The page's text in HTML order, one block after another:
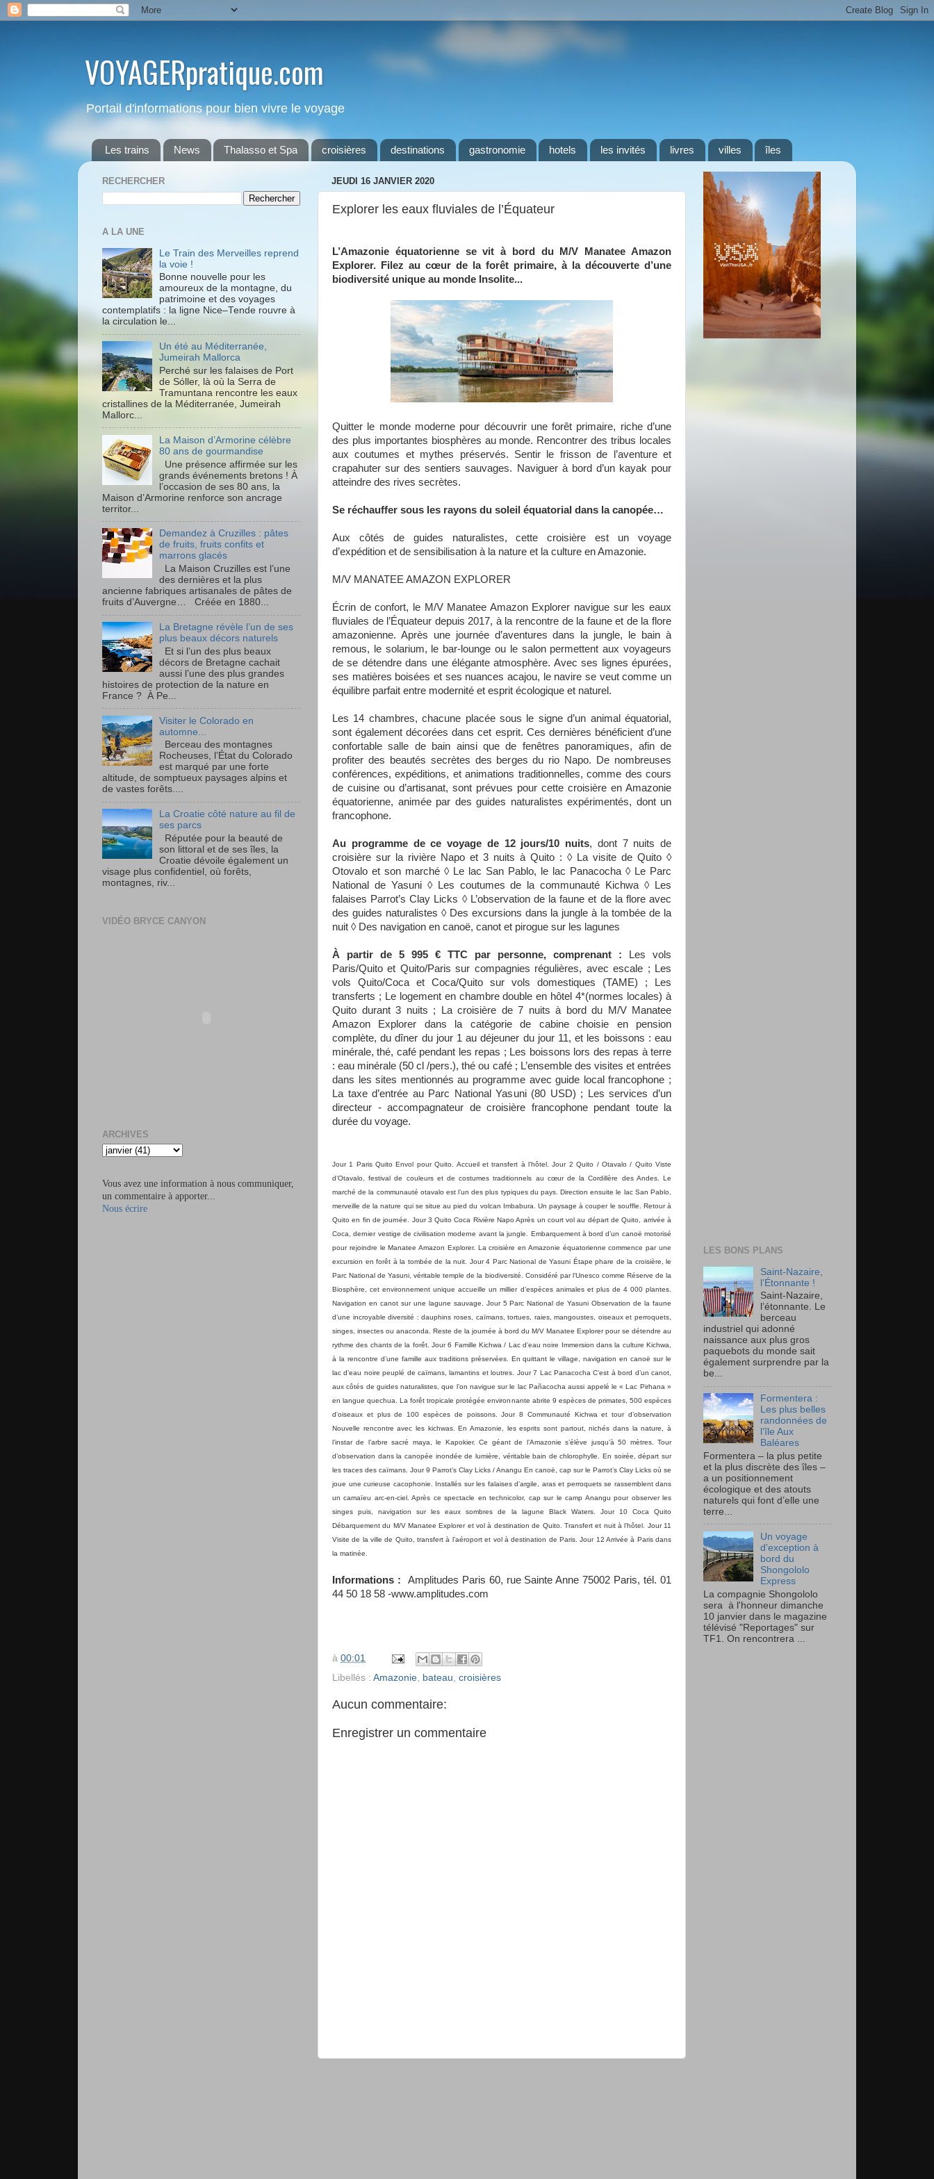
VOYAGERpratique.com
Portail d'informations pour bien vivre le voyage
Les trains News Thalasso et Spa croisières destinations gastronomie hotels les invités livres villes îles
JEUDI 16 JANVIER 2020
Explorer les eaux fluviales de l’Équateur
L’Amazonie équatorienne se vit à bord du M/V Manatee Amazon
Explorer. Filez au cœur de la forêt primaire, à la découverte d’une
biodiversité unique au monde Insolite...
Quitter le monde moderne pour découvrir une forêt primaire, riche d’une
des plus importantes biosphères au monde. Rencontrer des tribus locales
aux coutumes et mythes préservés. Sentir le frisson de l’aventure et
crapahuter sur des sentiers sauvages. Naviguer à bord d’un kayak pour
atteindre des rives secrètes.
Se réchauffer sous les rayons du soleil équatorial dans la canopée…
Aux côtés de guides naturalistes, cette croisière est un voyage
d’expédition et de sensibilisation à la nature et la culture en Amazonie.
M/V MANATEE AMAZON EXPLORER
Écrin de confort, le M/V Manatee Amazon Explorer navigue sur les eaux
fluviales de l’Équateur depuis 2017, à la rencontre de la faune et de la flore
amazonienne. Après une journée d’aventures dans la jungle, le bain à
remous, le solarium, le bar-lounge ou le salon permettent aux voyageurs
de se détendre dans une élégante atmosphère. Avec ses lignes épurées,
ses matières boisées et ses nuances acajou, le navire se veut comme un
équilibre parfait entre modernité et esprit écologique et naturel.
Les 14 chambres, chacune placée sous le signe d’un animal équatorial,
sont également décorées dans cet esprit. Ces dernières bénéficient d’une
confortable salle de bain ainsi que de fenêtres panoramiques, afin de
profiter des beautés secrètes des berges du rio Napo. De nombreuses
conférences, expéditions, et animations traditionnelles, comme des cours
de cuisine ou d’artisanat, sont prévues pour cette croisière en Amazonie
équatorienne, animée par des guides naturalistes expérimentés, dont un
francophone.
Au programme de ce voyage de 12 jours/10 nuits, dont 7 nuits de
croisière sur la rivière Napo et 3 nuits à Quito : ◊ La visite de Quito ◊
Otovalo et son marché ◊ Le lac San Pablo, le lac Panacocha ◊ Le Parc
National de Yasuni ◊ Les coutumes de la communauté Kichwa ◊ Les
falaises Parrot’s Clay Licks ◊ L’observation de la faune et de la flore avec
des guides naturalistes ◊ Des excursions dans la jungle à la tombée de la
nuit ◊ Des navigation en canoë, canot et pirogue sur les lagunes
À partir de 5 995 € TTC par personne, comprenant : Les vols
Paris/Quito et Quito/Paris sur compagnies régulières, avec escale ; Les
vols Quito/Coca et Coca/Quito sur vols domestiques (TAME) ; Les
transferts ; Le logement en chambre double en hôtel 4*(normes locales) à
Quito durant 3 nuits ; La croisière de 7 nuits à bord du M/V Manatee
Amazon Explorer dans la catégorie de cabine choisie en pension
complète, du dîner du jour 1 au déjeuner du jour 11, et les boissons : eau
minérale, thé, café pendant les repas ; Les boissons lors des repas à terre
: eau minérale (50 cl /pers.), thé ou café ; L’ensemble des visites et entrées
dans les sites mentionnés au programme avec guide local francophone ;
La taxe d’entrée au Parc National Yasuni (80 USD) ; Les services d’un
directeur - accompagnateur de croisière francophone pendant toute la
durée du voyage.
Jour 1 Paris Quito Envol pour Quito. Accueil et transfert à l’hôtel. Jour 2 Quito / Otavalo / Quito Viste
d’Otavalo, festival de couleurs et de costumes traditionnels au cœur de la Cordillère des Andes. Le
marché de la communauté otavalo est l’un des plus typiques du pays. Direction ensuite le lac San Pablo,
merveille de la nature qui se situe au pied du volcan Imbabura. Un paysage à couper le souffle. Retour à
Quito en fin de journée. Jour 3 Quito Coca Rivière Napo Après un court vol au départ de Quito, arrivée à
Coca, dernier vestige de civilisation moderne avant la jungle. Embarquement à bord d’un canoë motorisé
pour rejoindre le Manatee Amazon Explorer. La croisière en Amazonie équatorienne commence par une
excursion en forêt à la tombée de la nuit. Jour 4 Parc National de Yasuni Étape phare de la croisière, le
Parc National de Yasuni, véritable temple de la biodiversité. Considéré par l’Unesco comme Réserve de la
Biosphère, cet environnement unique accueille un millier d’espèces animales et plus de 4 000 plantes.
Navigation en canot sur une lagune sauvage. Jour 5 Parc National de Yasuni Observation de la faune
d’une incroyable diversité : dauphins roses, caïmans, tortues, raies, mangoustes, oiseaux et perroquets,
singes, insectes ou anaconda. Reste de la journée à bord du M/V Manatee Explorer pour se détendre au
rythme des chants de la forêt. Jour 6 Famille Kichwa / Lac d’eau noire Immersion dans la culture Kichwa,
à la rencontre d’une famille aux traditions préservées. En quittant le village, navigation en canoë sur le
lac d’eau noire peuplé de caïmans, lamantins et loutres. Jour 7 Lac Panacocha C’est à bord d’un canot,
aux côtés de guides naturalistes, que l’on navigue sur le lac Pañacocha aussi appelé le « Lac Pirhana »
en langue quechua. La forêt tropicale protégée environnante abrite 9 espèces de primates, 500 espèces
d'oiseaux et plus de 100 espèces de poissons. Jour 8 Communauté Kichwa et tour d’observation
Nouvelle rencontre avec les kichwas. En Amazonie, les esprits sont partout, nichés dans la nature, à
l’instar de l’arbre sacré maya, le Kapokier. Ce géant de l’Amazonie s’élève jusqu’à 50 mètres. Tour
d’observation dans la canopée inondée de lumière, véritable bain de chlorophylle. En soirée, départ sur
les traces des caïmans. Jour 9 Parrot’s Clay Licks / Anangu En canoë, cap sur le Parrot’s Clay Licks où se
joue une curieuse cacophonie. Installés sur les falaises d’argile, aras et perroquets se rassemblent dans
un camaïeu arc-en-ciel. Après ce spectacle en technicolor, cap sur le camp Anangu pour observer les
singes puis, navigation sur les eaux sombres de la lagune Black Waters. Jour 10 Coca Quito
Débarquement du M/V Manatee Explorer et vol à destination de Quito. Transfert et nuit à l’hôtel. Jour 11
Visite de la ville de Quito, transfert à l’aéroport et vol à destination de Paris. Jour 12 Arrivée à Paris dans
la matinée.
Informations :
Amplitudes Paris 60, rue Sainte Anne 75002 Paris, tél. 01
44 50 18 58 -www.amplitudes.com
à 00:01
Libellés : Amazonie bateau croisières
Aucun commentaire:
Enregistrer un commentaire
RECHERCHER
A LA UNE
Le Train des Merveilles reprend
la voie !
Bonne nouvelle pour les
amoureux de la montagne, du
patrimoine et des voyages
contemplatifs : la ligne Nice–Tende rouvre à
la circulation le...
Un été au Méditerranée,
Jumeirah Mallorca
Perché sur les falaises de Port
de Sóller, là où la Serra de
Tramuntana rencontre les eaux
cristallines de la Méditerranée, Jumeirah
Mallorc...
La Maison d’Armorine célèbre
80 ans de gourmandise
Une présence affirmée sur les
grands événements bretons ! À
l’occasion de ses 80 ans, la
Maison d’Armorine renforce son ancrage
territor...
Demandez à Cruzilles : pâtes
de fruits, fruits confits et
marrons glacés
La Maison Cruzilles est l’une
des dernières et la plus
ancienne fabriques artisanales de pâtes de
fruits d’Auvergne… Créée en 1880...
La Bretagne révèle l’un de ses
plus beaux décors naturels
Et si l’un des plus beaux
décors de Bretagne cachait
aussi l’une des plus grandes
histoires de protection de la nature en
France ? À Pe...
Visiter le Colorado en
automne...
Berceau des montagnes
Rocheuses, l’État du Colorado
est marqué par une forte
altitude, de somptueux paysages alpins et
de vastes forêts....
La Croatie côté nature au fil de
ses parcs
Réputée pour la beauté de
son littoral et de ses îles, la
Croatie dévoile également un
visage plus confidentiel, où forêts,
montagnes, riv...
VIDÉO BRYCE CANYON
ARCHIVES
Vous avez une information à nous communiquer,
un commentaire à apporter...
Nous écrire
LES BONS PLANS
Saint-Nazaire,
l’Étonnante !
Saint-Nazaire,
l’étonnante. Le
berceau
industriel qui adonné
naissance aux plus gros
paquebots du monde sait
également surprendre par la
be...
Formentera :
Les plus belles
randonnées de
l’île Aux
Baléares
Formentera – la plus petite
et la plus discrète des îles –
a un positionnement
écologique et des atouts
naturels qui font d’elle une
terre...
Un voyage
d'exception à
bord du
Shongololo
Express
La compagnie Shongololo
sera à l'honneur dimanche
10 janvier dans le magazine
télévisé "Reportages" sur
TF1. On rencontrera ...